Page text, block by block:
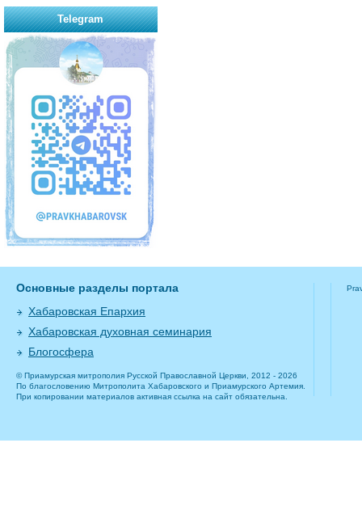
Telegram
Основные разделы портала
Хабаровская Епархия
Хабаровская духовная семинария
Блогосфера
© Приамурская митрополия Русской Православной Церкви, 2012 - 2026
По благословению Митрополита Хабаровского и Приамурского Артемия.
При копировании материалов активная ссылка на сайт обязательна.